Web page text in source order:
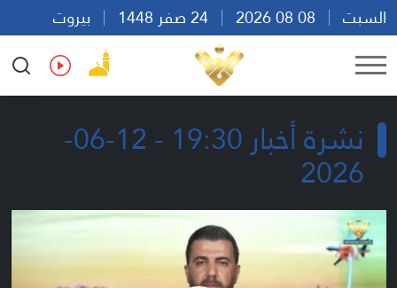
السبت
بيروت
16:35
Ar En Fr Es
نشرة أخبار 19:30 - 12-06-
2026